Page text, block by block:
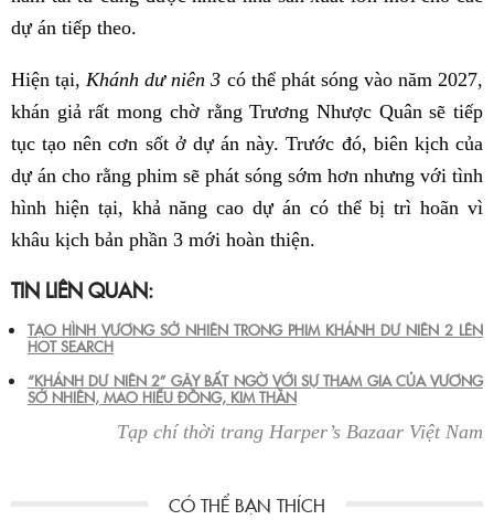
dự án tiếp theo.
Hiện tại,Khánh dư niên 3 có thể phát sóng vào năm 2027,
khán giả rất mong chờ rằng Trương Nhược Quân sẽ tiếp
tục tạo nên cơn sốt ở dự án này. Trước đó, biên kịch của
dự án cho rằng phim sẽ phát sóng sớm hơn nhưng với tình
hình hiện tại, khả năng cao dự án có thể bị trì hoãn vì
khâu kịch bản phần 3 mới hoàn thiện.
TIN LIÊN QUAN:
TẠO HÌNH VƯƠNG SỞ NHIÊN TRONG PHIM KHÁNH DƯ NIÊN 2 LÊN
HOT SEARCH
“KHÁNH DƯ NIÊN 2” GÂY BẤT NGỜ VỚI SỰ THAM GIA CỦA VƯƠNG
SỞ NHIÊN, MAO HIỂU ĐỒNG, KIM THẦN
Tạp chí thời trang Harper’s Bazaar Việt Nam